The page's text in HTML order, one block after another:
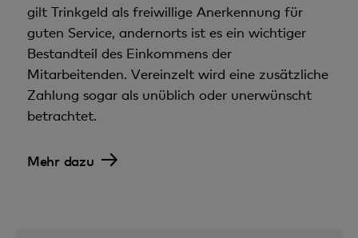
gilt Trinkgeld als freiwillige Anerkennung für
guten Service, andernorts ist es ein wichtiger
Bestandteil des Einkommens der
Mitarbeitenden. Vereinzelt wird eine zusätzliche
Zahlung sogar als unüblich oder unerwünscht
betrachtet.
Mehr dazu